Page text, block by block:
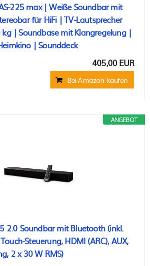
225 max | Weiße Soundbar mit
für HiFi | TV-Lautsprecher
| Soundbase mit Klangregelung |
| Sounddeck
405,00 EUR
Bei Amazon kaufen
ANGEBOT
2.0 Soundbar mit Bluetooth (inkl.
Steuerung, HDMI (ARC), AUX,
2 x 30 W RMS)